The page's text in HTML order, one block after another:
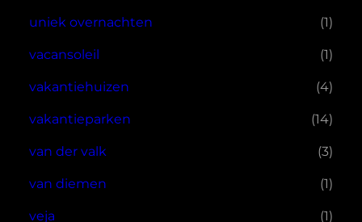
uniek overnachten (1)
vacansoleil (1)
vakantiehuizen (4)
vakantieparken (14)
van der valk (3)
van diemen (1)
veja (1)